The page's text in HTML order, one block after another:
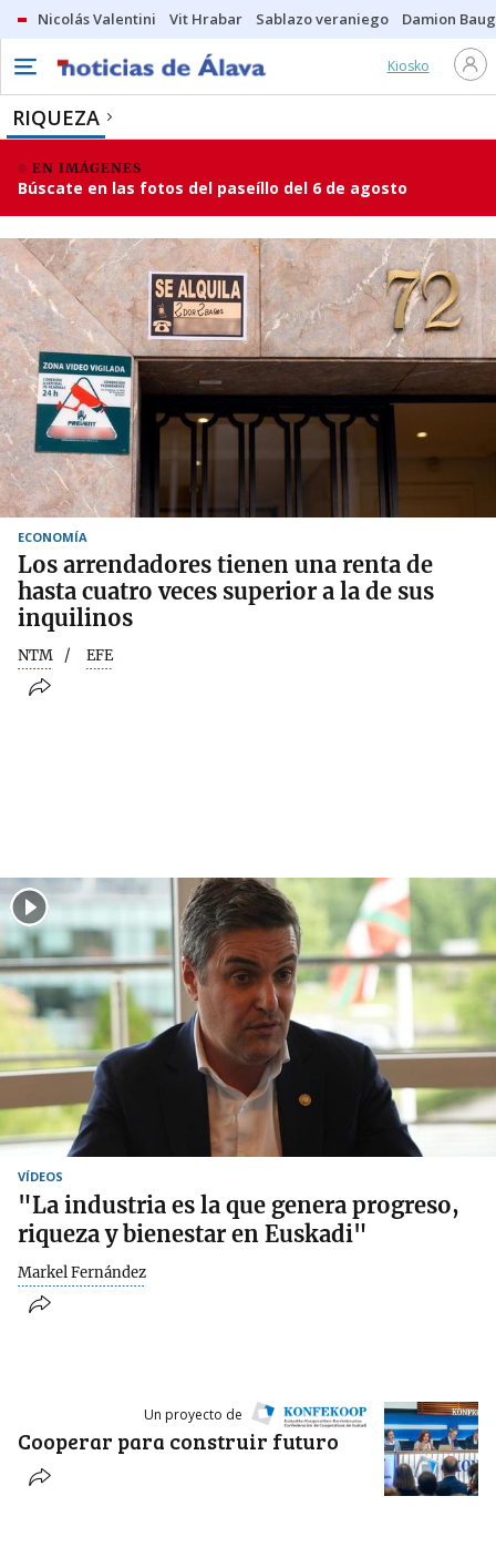
Nicolás Valentini Vit Hrabar Sablazo veraniego Damion
Kiosko
RIQUEZA
EN IMÁGENES
Búscate en las fotos del paseíllo del 6 de agosto
ECONOMÍA
Los arrendadores tienen una renta de
hasta cuatro veces superior a la de sus
inquilinos
NTM EFE
VÍDEOS
"La industria es la que genera progreso,
riqueza y bienestar en Euskadi"
Markel Fernández
Un proyecto de
Cooperar para construir futuro